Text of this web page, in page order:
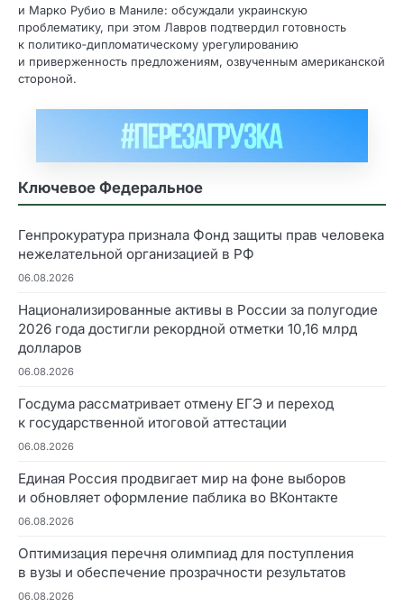
и Марко Рубио в Маниле: обсуждали украинскую
проблематику, при этом Лавров подтвердил готовность
к политико‑дипломатическому урегулированию
и приверженность предложениям, озвученным американской
стороной.
Ключевое Федеральное
Генпрокуратура признала Фонд защиты прав человека
нежелательной организацией в РФ
06.08.2026
Национализированные активы в России за полугодие
2026 года достигли рекордной отметки 10,16 млрд
долларов
06.08.2026
Госдума рассматривает отмену ЕГЭ и переход
к государственной итоговой аттестации
06.08.2026
Единая Россия продвигает мир на фоне выборов
и обновляет оформление паблика во ВКонтакте
06.08.2026
Оптимизация перечня олимпиад для поступления
в вузы и обеспечение прозрачности результатов
06.08.2026